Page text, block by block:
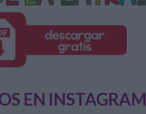
EN INSTAGRAM